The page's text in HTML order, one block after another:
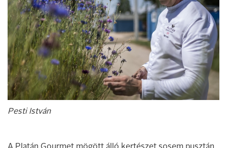
Pesti István